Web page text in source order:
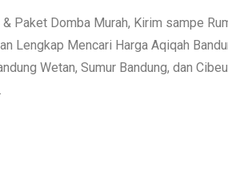
Paket Domba Murah, Kirim sampe
Lengkap Mencari Harga Aqiqah
Wetan, Sumur Bandung, dan